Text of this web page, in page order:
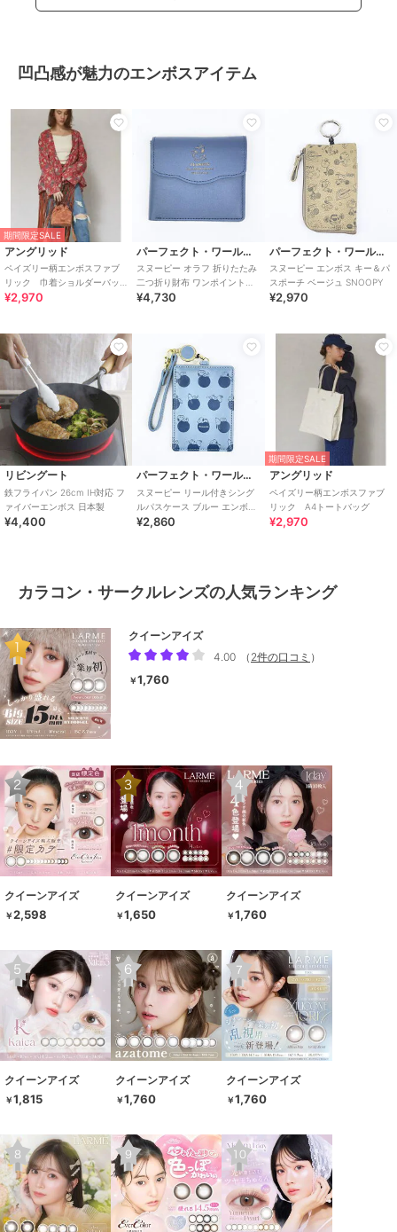
凹凸感が魅力のエンボスアイテム
期間限定SALE
アングリッド
ペイズリー柄エンボスファブ
リック 巾着ショルダーバッ
グ
¥2,970
パーフェクト・ワールド・トーキョー
スヌーピー オラフ 折りたたみ
二つ折り財布 ワンポイントエ
ンボス SNOOPY
¥4,730
パーフェクト・ワールド・トーキョー
スヌーピー エンボス キー＆パ
スポーチ ベージュ SNOOPY
¥2,970
リビングート
鉄フライパン 26cm IH対応 フ
ァイバーエンボス 日本製
¥4,400
パーフェクト・ワールド・トーキョー
スヌーピー リール付きシング
ルパスケース ブルー エンボス
定期入れ SNOOPY
¥2,860
期間限定SALE
アングリッド
ペイズリー柄エンボスファブ
リック A4トートバッグ
¥2,970
カラコン・サークルレンズの人気ランキング
クイーンアイズ
4.00
（ 2件の口コミ ）
￥1,760
クイーンアイズ
￥2,598
クイーンアイズ
￥1,650
クイーンアイズ
￥1,760
クイーンアイズ
￥1,815
クイーンアイズ
￥1,760
クイーンアイズ
￥1,760